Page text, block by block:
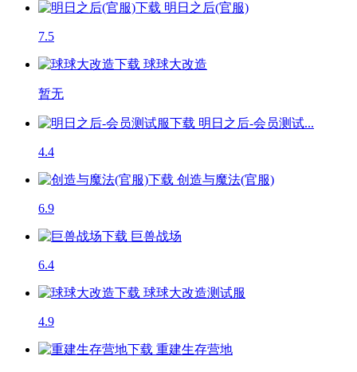
明日之后(官服)
7.5
球球大改造
暂无
明日之后-会员测试...
4.4
创造与魔法(官服)
6.9
巨兽战场
6.4
球球大改造测试服
4.9
重建生存营地